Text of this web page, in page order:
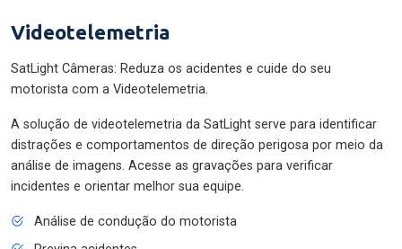
Videotelemetria
SatLight Câmeras: Reduza os acidentes e cuide do seu
motorista com a Videotelemetria.
A solução de videotelemetria da SatLight serve para identificar
distrações e comportamentos de direção perigosa por meio da
análise de imagens. Acesse as gravações para verificar
incidentes e orientar melhor sua equipe.
Análise de condução do motorista